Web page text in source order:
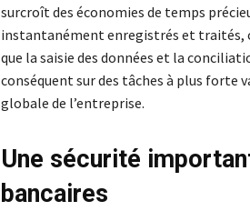
surcroît des économies de temps
instantanément enregistrés et traités,
que la saisie des données et la
conséquent sur des tâches à plus forte
globale de l’entreprise.
Une sécurité
bancaires